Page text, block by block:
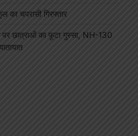
का चपरासी गिरफ्तार
पर छात्राओं का फूटा गुस्सा, NH-130